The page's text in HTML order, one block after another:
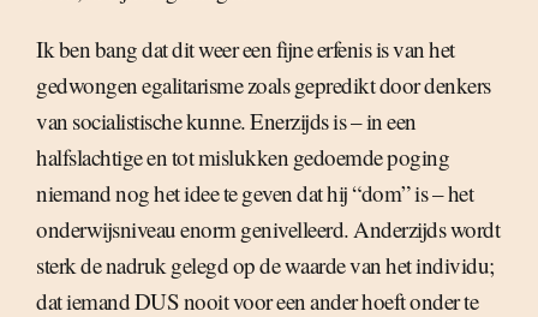
Ik ben bang dat dit weer een fijne erfenis is van het
gedwongen egalitarisme zoals gepredikt door denkers
van socialistische kunne. Enerzijds is – in een
halfslachtige en tot mislukken gedoemde poging
niemand nog het idee te geven dat hij “dom” is – het
onderwijsniveau enorm genivelleerd. Anderzijds wordt
sterk de nadruk gelegd op de waarde van het individu;
dat iemand DUS nooit voor een ander hoeft onder te